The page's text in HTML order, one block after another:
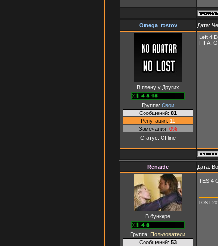
Omega_rostov Дата:
В плену у Других
Группа: Свои
Сообщений: 81
Репутация: 11
Замечания: 0%
Статус: Offline
Left 4
FIFA,
Renarde Дата:
В бункере
Группа: Пользователи
Сообщений: 53
TES 4
LOST